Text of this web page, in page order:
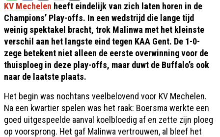
KV Mechelen heeft eindelijk van zich laten horen in de
Champions’ Play-offs. In een wedstrijd die lange tijd
weinig spektakel bracht, trok Malinwa met het kleinste
verschil aan het langste eind tegen KAA Gent. De 1-0-
zege betekent niet alleen de eerste overwinning voor de
thuisploeg in deze play-offs, maar duwt de Buffalo’s ook
naar de laatste plaats.
Het begin was nochtans veelbelovend voor KV Mechelen.
Na een kwartier spelen was het raak: Boersma werkte een
goed uitgespeelde aanval koelbloedig af en zette zijn ploeg
op voorsprong. Het gaf Malinwa vertrouwen, al bleef het